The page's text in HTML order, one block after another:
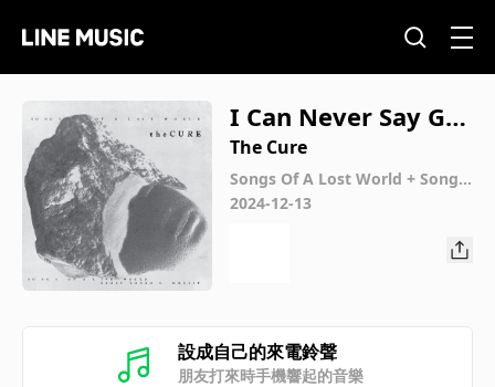
I Can Never Say Go
odbye (Live Troxy L
ondon MMXXIV)
The Cure
Songs Of A Lost World + Songs
Of A Live World: Troxy London
2024-12-13
設成自己的來電鈴聲
朋友打來時手機響起的音樂